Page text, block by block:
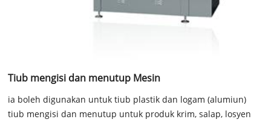
Tiub mengisi dan menutup Mesin
ia boleh digunakan untuk tiub plastik dan logam (alumiun)
tiub mengisi dan menutup untuk produk krim, salap, losyen